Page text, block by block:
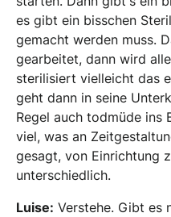
es gibt ein bisschen
gemacht werden muss.
gearbeitet, dann wird
sterilisiert vielleicht das
geht dann in seine
Regel auch todmüde ins
viel, was an
gesagt, von Einrichtung
unterschiedlich.
Luise: Verstehe. Gibt es